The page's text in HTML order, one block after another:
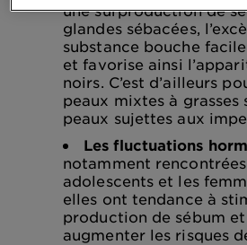
une surproduction de
glandes sébacées,
substance bouche
et favorise ainsi
noirs. C’est d’ailleurs
peaux mixtes à grasses
peaux sujettes aux
Les fluctuations
notamment
adolescents et les
elles ont tendance à
production de sébum
augmenter les risques